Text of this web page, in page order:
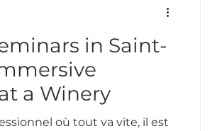
in Saint-
a Winery
où tout va vite, il est